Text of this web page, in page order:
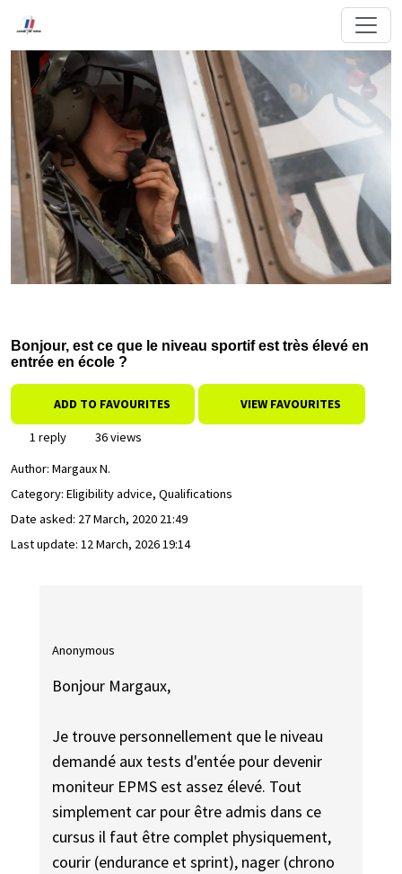
Bonjour, est ce que le niveau sportif est très élevé en
entrée en école ?
ADD TO FAVOURITES VIEW FAVOURITES
1 reply
36 views
Author: Margaux N.
Category: Eligibility advice, Qualifications
Date asked: 27 March, 2020 21:49
Last update: 12 March, 2026 19:14
Anonymous
Bonjour Margaux,
Je trouve personnellement que le niveau
demandé aux tests d'entée pour devenir
moniteur EPMS est assez élevé. Tout
simplement car pour être admis dans ce
cursus il faut être complet physiquement,
courir (endurance et sprint), nager (chrono